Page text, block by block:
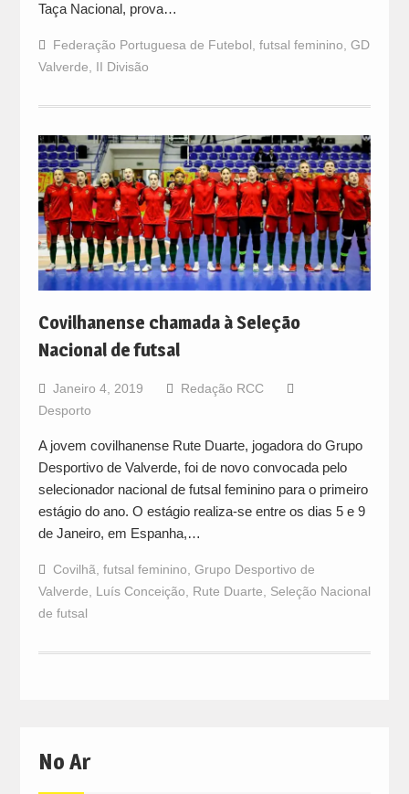
Taça Nacional, prova…
Federação Portuguesa de Futebol, futsal feminino, GD
Valverde, II Divisão
Covilhanense chamada à Seleção
Nacional de futsal
Janeiro 4, 2019
Redação RCC
Desporto
A jovem covilhanense Rute Duarte, jogadora do Grupo
Desportivo de Valverde, foi de novo convocada pelo
selecionador nacional de futsal feminino para o primeiro
estágio do ano. O estágio realiza-se entre os dias 5 e 9
de Janeiro, em Espanha,…
Covilhã futsal feminino Grupo Desportivo de
Valverde
Luís Conceição Rute Duarte
Seleção Nacional
de futsal
No Ar